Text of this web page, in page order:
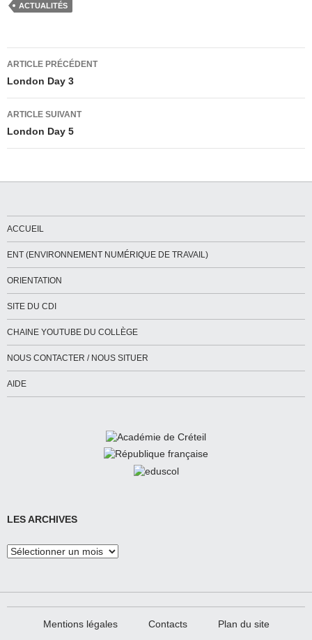
ACTUALITÉS
Navigation
des
articles
ARTICLE PRÉCÉDENT
London Day 3
ARTICLE SUIVANT
London Day 5
ACCUEIL
ENT (ENVIRONNEMENT NUMÉRIQUE DE TRAVAIL)
ORIENTATION
SITE DU CDI
CHAINE YOUTUBE DU COLLÈGE
NOUS CONTACTER / NOUS SITUER
AIDE
LES ARCHIVES
Les
Mentions légales Contacts Plan du site